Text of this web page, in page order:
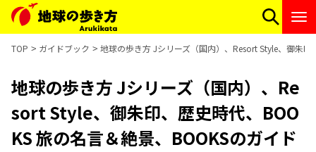
TOP ガイドブック 地球の歩き方 Jシリーズ（国内）、Resort Style、御朱
地球の歩き方 Jシリーズ（国内）、Re
sort Style、御朱印、歴史時代、BOO
KS 旅の名言＆絶景、BOOKSのガイド